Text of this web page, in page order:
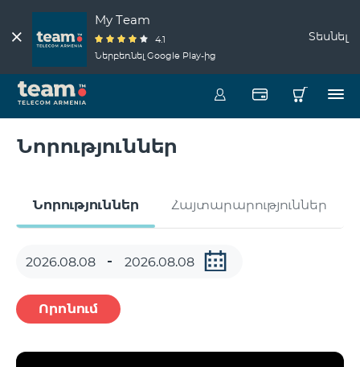
My Team
4.1
Ներբեռնել Google Play-ից
Տեսնել
Նորություններ
Նորություններ Հայտարարություններ
Որոնում